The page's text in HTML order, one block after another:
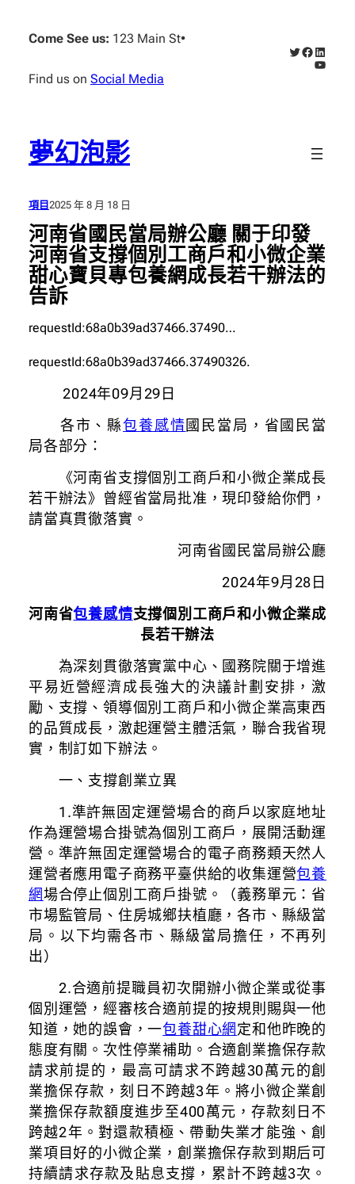
Come See us: 123 Main St•
Find us on Social Media
X Facebook
夢幻泡影
項目 2025 年 8 月 18 日
河南省國民當局辦公廳 關于印發
河南省支撐個別工商戶和小微企業
甜心寶貝專包養網成長若干辦法的
告訴
requestId:68a0b39ad37466.37490…
requestId:68a0b39ad37466.37490326.
2024年09月29日
各市、縣包養感情國民當局，省國民當
局各部分：
《河南省支撐個別工商戶和小微企業成長
若干辦法》曾經省當局批准，現印發給你們，
請當真貫徹落實。
河南省國民當局辦公廳
2024年9月28日
河南省包養感情支撐個別工商戶和小微企業成
長若干辦法
為深刻貫徹落實黨中心、國務院關于增進
平易近營經濟成長強大的決議計劃安排，激
勵、支撐、領導個別工商戶和小微企業高東西
的品質成長，激起運營主體活氣，聯合我省現
實，制訂如下辦法。
一、支撐創業立異
1.準許無固定運營場合的商戶以家庭地址
作為運營場合掛號為個別工商戶，展開活動運
營。準許無固定運營場合的電子商務類天然人
運營者應用電子商務平臺供給的收集運營包養
網場合停止個別工商戶掛號。（義務單元：省
市場監管局、住房城鄉扶植廳，各市、縣級當
局。以下均需各市、縣級當局擔任，不再列
出）
2.合適前提職員初次開辦小微企業或從事
個別運營，經審核合適前提的按規則賜與一他
知道，她的誤會，一包養甜心網定和他昨晚的
態度有關。次性停業補助。合適創業擔保存款
請求前提的，最高可請求不跨越30萬元的創
業擔保存款，刻日不跨越3年。將小微企業創
業擔保存款額度進步至400萬元，存款刻日不
跨越2年。對還款積極、帶動失業才能強、創
業項目好的小微企業，創業擔保存款到期后可
持續請求存款及貼息支撐，累計不跨越3次。